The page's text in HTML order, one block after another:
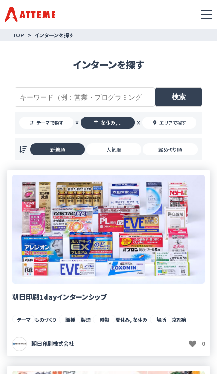
TOP インターンを探す
インターンを探す
テーマで探す × 冬休み,... × エリアで探す
新着順 人気順 締め切り順
朝日印刷1dayインターンシップ
テーマ ものづくり 職種 製造 時期 夏休み, 冬休み 場所 京都府
朝日印刷株式会社 0